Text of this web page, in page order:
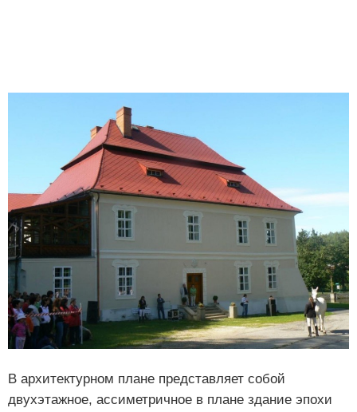
В архитектурном плане представляет собой
двухэтажное, ассиметричное в плане здание эпохи